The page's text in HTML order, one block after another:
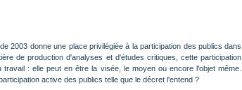
2003 donne une place privilégiée à la participation des publics dans
de production d'analyses et d'études critiques, cette participation
: elle peut en être la visée, le moyen ou encore l'objet même.
active des publics telle que le décret l'entend ?